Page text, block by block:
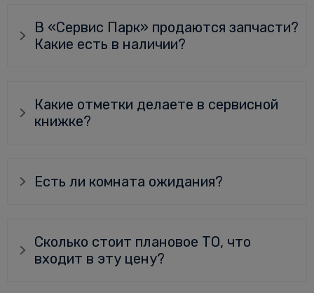
В «Сервис Парк» продаются запчасти?
Какие есть в наличии?
Какие отметки делаете в сервисной
книжке?
Есть ли комната ожидания?
Сколько стоит плановое ТО, что
входит в эту цену?